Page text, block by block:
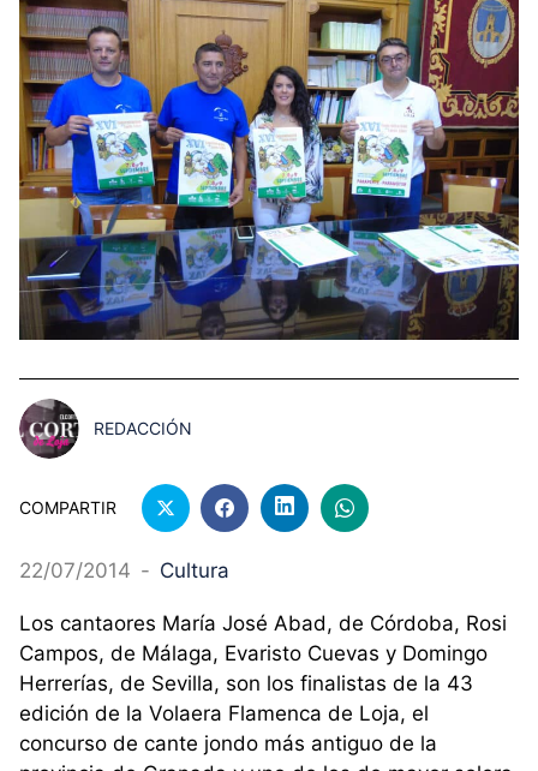
REDACCIÓN
COMPARTIR
22/07/2014 - Cultura
Los cantaores María José Abad, de Córdoba, Rosi
Campos, de Málaga, Evaristo Cuevas y Domingo
Herrerías, de Sevilla, son los finalistas de la 43
edición de la Volaera Flamenca de Loja, el
concurso de cante jondo más antiguo de la